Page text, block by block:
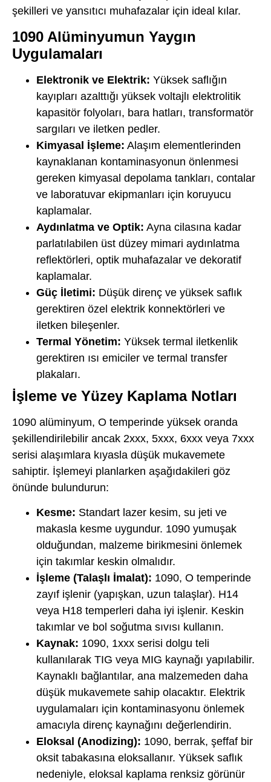
şekilleri ve yansıtıcı muhafazalar için ideal kılar.
1090 Alüminyumun Yaygın
Uygulamaları
Elektronik ve Elektrik: Yüksek saflığın
kayıpları azalttığı yüksek voltajlı elektrolitik
kapasitör folyoları, bara hatları, transformatör
sargıları ve iletken pedler.
Kimyasal İşleme: Alaşım elementlerinden
kaynaklanan kontaminasyonun önlenmesi
gereken kimyasal depolama tankları, contalar
ve laboratuvar ekipmanları için koruyucu
kaplamalar.
Aydınlatma ve Optik: Ayna cilasına kadar
parlatılabilen üst düzey mimari aydınlatma
reflektörleri, optik muhafazalar ve dekoratif
kaplamalar.
Güç İletimi: Düşük direnç ve yüksek saflık
gerektiren özel elektrik konnektörleri ve
iletken bileşenler.
Termal Yönetim: Yüksek termal iletkenlik
gerektiren ısı emiciler ve termal transfer
plakaları.
İşleme ve Yüzey Kaplama Notları
1090 alüminyum, O temperinde yüksek oranda
şekillendirilebilir ancak 2xxx, 5xxx, 6xxx veya 7xxx
serisi alaşımlara kıyasla düşük mukavemete
sahiptir. İşlemeyi planlarken aşağıdakileri göz
önünde bulundurun:
Kesme: Standart lazer kesim, su jeti ve
makasla kesme uygundur. 1090 yumuşak
olduğundan, malzeme birikmesini önlemek
için takımlar keskin olmalıdır.
İşleme (Talaşlı İmalat): 1090, O temperinde
zayıf işlenir (yapışkan, uzun talaşlar). H14
veya H18 temperleri daha iyi işlenir. Keskin
takımlar ve bol soğutma sıvısı kullanın.
Kaynak: 1090, 1xxx serisi dolgu teli
kullanılarak TIG veya MIG kaynağı yapılabilir.
Kaynaklı bağlantılar, ana malzemeden daha
düşük mukavemete sahip olacaktır. Elektrik
uygulamaları için kontaminasyonu önlemek
amacıyla direnç kaynağını değerlendirin.
Eloksal (Anodizing): 1090, berrak, şeffaf bir
oksit tabakasına eloksallanır. Yüksek saflık
nedeniyle, eloksal kaplama renksiz görünür